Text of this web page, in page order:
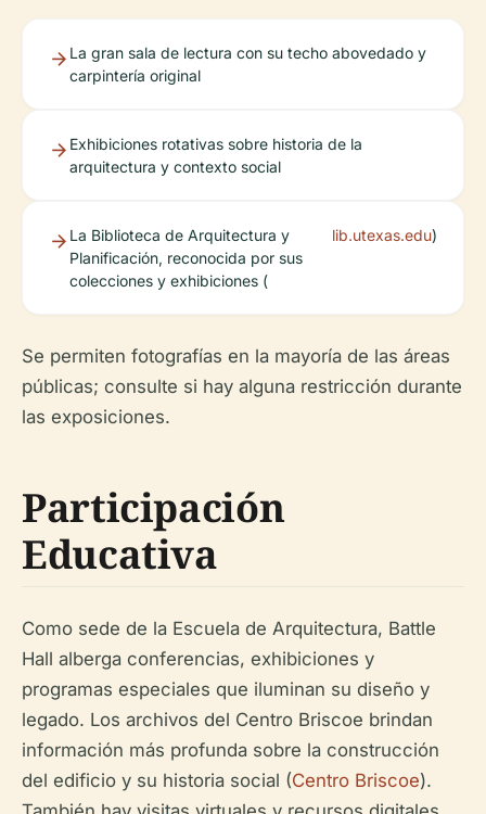
La gran sala de lectura con su techo abovedado y
carpintería original
Exhibiciones rotativas sobre historia de la
arquitectura y contexto social
La Biblioteca de Arquitectura y
Planificación, reconocida por sus
colecciones y exhibiciones (
lib.utexas.edu)
Se permiten fotografías en la mayoría de las áreas
públicas; consulte si hay alguna restricción durante
las exposiciones.
Participación
Educativa
Como sede de la Escuela de Arquitectura, Battle
Hall alberga conferencias, exhibiciones y
programas especiales que iluminan su diseño y
legado. Los archivos del Centro Briscoe brindan
información más profunda sobre la construcción
del edificio y su historia social (Centro Briscoe).